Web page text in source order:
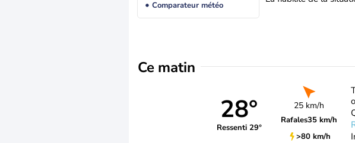
Comparateur météo
Ce matin
28°
Ressenti 29°
25 km/h
Rafales35 km/h
>80 km/h